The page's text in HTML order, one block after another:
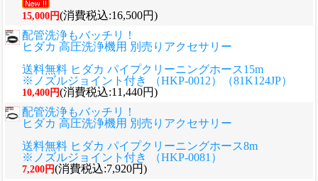
15,000円(消費税込:16,500円)
配管洗浄もバッチリ！
ヒダカ 高圧洗浄機用 別売りアクセサリー
送料無料 ヒダカ パイプクリーニングホース15m
※ノズルジョイント付き （HKP-0012）（81K124JP）
10,400円(消費税込:11,440円)
配管洗浄もバッチリ！
ヒダカ 高圧洗浄機用 別売りアクセサリー
送料無料 ヒダカ パイプクリーニングホース8m
※ノズルジョイント付き （HKP-0081）
7,200円(消費税込:7,920円)